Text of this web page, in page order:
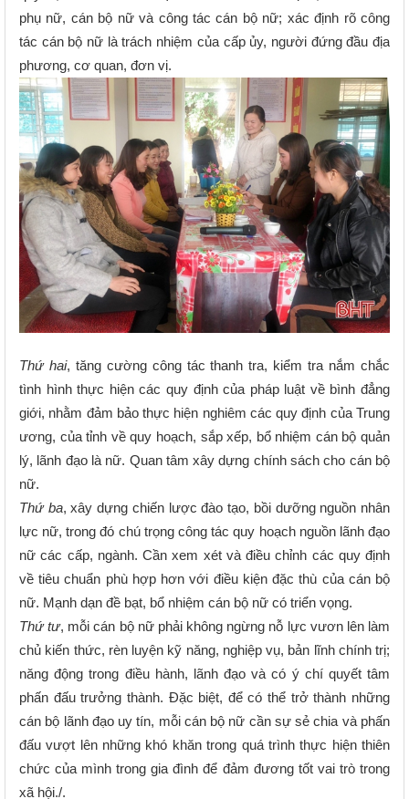
phụ nữ, cán bộ nữ và công tác cán bộ nữ; xác định rõ công
tác cán bộ nữ là trách nhiệm của cấp ủy, người đứng đầu địa
phương, cơ quan, đơn vị.
Thứ hai, tăng cường công tác thanh tra, kiểm tra nắm chắc
tình hình thực hiện các quy định của pháp luật về bình đẳng
giới, nhằm đảm bảo thực hiện nghiêm các quy định của Trung
ương, của tỉnh về quy hoạch, sắp xếp, bổ nhiệm cán bộ quản
lý, lãnh đạo là nữ. Quan tâm xây dựng chính sách cho cán bộ
nữ.
Thứ ba, xây dựng chiến lược đào tạo, bồi dưỡng nguồn nhân
lực nữ, trong đó chú trọng công tác quy hoạch nguồn lãnh đạo
nữ các cấp, ngành. Cần xem xét và điều chỉnh các quy định
về tiêu chuẩn phù hợp hơn với điều kiện đặc thù của cán bộ
nữ. Mạnh dạn đề bạt, bổ nhiệm cán bộ nữ có triển vọng.
Thứ tư, mỗi cán bộ nữ phải không ngừng nỗ lực vươn lên làm
chủ kiến thức, rèn luyện kỹ năng, nghiệp vụ, bản lĩnh chính trị;
năng động trong điều hành, lãnh đạo và có ý chí quyết tâm
phấn đấu trưởng thành. Đặc biệt, để có thể trở thành những
cán bộ lãnh đạo uy tín, mỗi cán bộ nữ cần sự sẻ chia và phấn
đấu vượt lên những khó khăn trong quá trình thực hiện thiên
chức của mình trong gia đình để đảm đương tốt vai trò trong
xã hội./.